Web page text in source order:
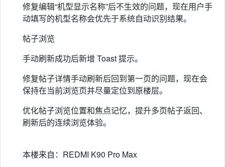
修复编辑“机型显示名称”后不生效的问题，现在用户手
动填写的机型名称会优先于系统自动识别结果。
帖子浏览
手动刷新成功后新增 Toast 提示。
修复帖子详情手动刷新后回到第一页的问题，现在会
保持在当前浏览页并尽量定位到原楼层。
优化帖子浏览位置和焦点记忆，提升多页帖子返回、
刷新后的连续浏览体验。
本楼来自：REDMI K90 Pro Max